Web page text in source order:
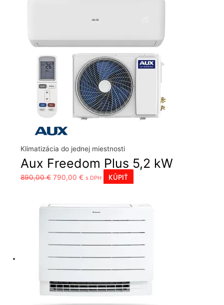
Klimatizácia do jednej miestnosti
Aux Freedom Plus 5,2 kW
890,00€ Pôvodná
790,00€ Aktuálna
790,00 €.
s DPH KÚPIŤ